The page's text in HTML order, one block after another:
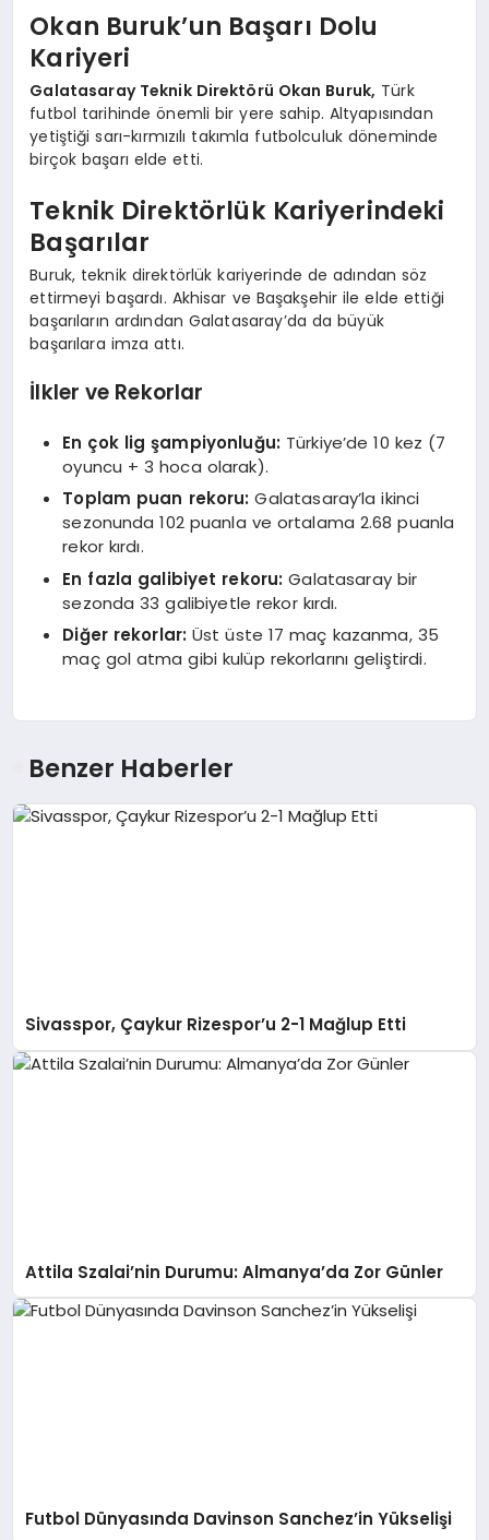
Okan Buruk’un Başarı Dolu
Kariyeri
Galatasaray Teknik Direktörü Okan Buruk, Türk
futbol tarihinde önemli bir yere sahip. Altyapısından
yetiştiği sarı-kırmızılı takımla futbolculuk döneminde
birçok başarı elde etti.
Teknik Direktörlük Kariyerindeki
Başarılar
Buruk, teknik direktörlük kariyerinde de adından söz
ettirmeyi başardı. Akhisar ve Başakşehir ile elde ettiği
başarıların ardından Galatasaray’da da büyük
başarılara imza attı.
İlkler ve Rekorlar
En çok lig şampiyonluğu: Türkiye’de 10 kez (7
oyuncu + 3 hoca olarak).
Toplam puan rekoru: Galatasaray’la ikinci
sezonunda 102 puanla ve ortalama 2.68 puanla
rekor kırdı.
En fazla galibiyet rekoru: Galatasaray bir
sezonda 33 galibiyetle rekor kırdı.
Diğer rekorlar: Üst üste 17 maç kazanma, 35
maç gol atma gibi kulüp rekorlarını geliştirdi.
Benzer Haberler
Sivasspor, Çaykur Rizespor’u 2-1 Mağlup Etti
Attila Szalai’nin Durumu: Almanya’da Zor Günler
Futbol Dünyasında Davinson Sanchez’in Yükselişi